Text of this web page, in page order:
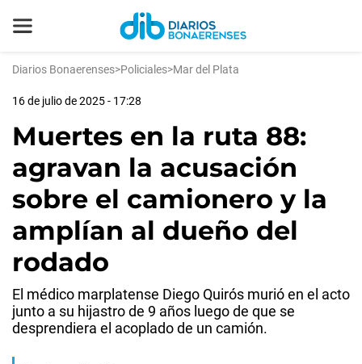
Diarios Bonaerenses>Policiales>Mar del Plata
16 de julio de 2025 - 17:28
Muertes en la ruta 88:
agravan la acusación
sobre el camionero y la
amplían al dueño del
rodado
El médico marplatense Diego Quirós murió en el acto
junto a su hijastro de 9 años luego de que se
desprendiera el acoplado de un camión.